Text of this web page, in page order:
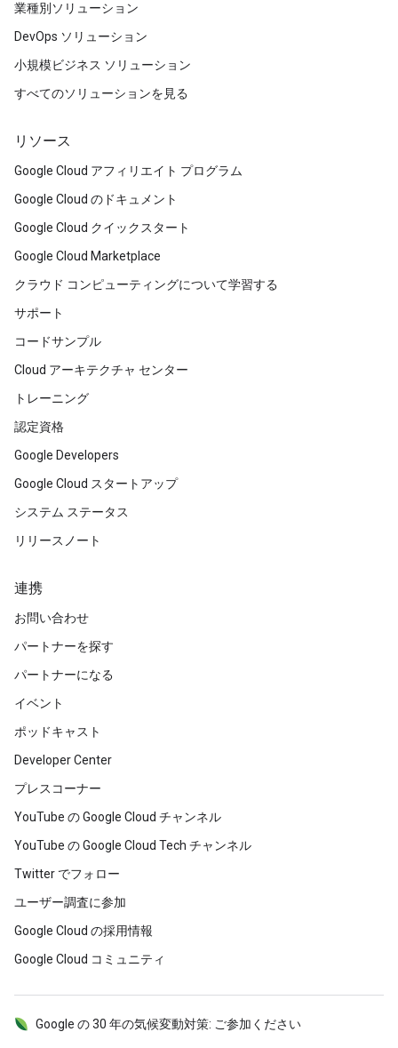
業種別ソリューション
DevOps ソリューション
小規模ビジネス ソリューション
すべてのソリューションを見る
リソース
Google Cloud アフィリエイト プログラム
Google Cloud のドキュメント
Google Cloud クイックスタート
Google Cloud Marketplace
クラウド コンピューティングについて学習する
サポート
コードサンプル
Cloud アーキテクチャ センター
トレーニング
認定資格
Google Developers
Google Cloud スタートアップ
システム ステータス
リリースノート
連携
お問い合わせ
パートナーを探す
パートナーになる
イベント
ポッドキャスト
Developer Center
プレスコーナー
YouTube の Google Cloud チャンネル
YouTube の Google Cloud Tech チャンネル
Twitter でフォロー
ユーザー調査に参加
Google Cloud の採用情報
Google Cloud コミュニティ
Google の 30 年の気候変動対策: ご参加ください